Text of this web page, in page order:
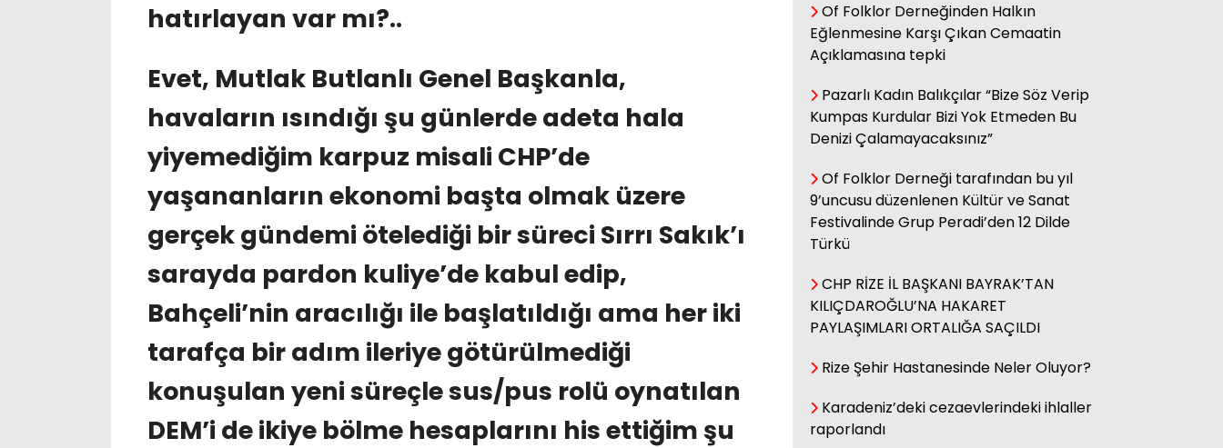
hatırlayan var mı?..
Evet, Mutlak Butlanlı Genel Başkanla,
havaların ısındığı şu günlerde adeta hala
yiyemediğim karpuz misali CHP’de
yaşananların ekonomi başta olmak üzere
gerçek gündemi ötelediği bir süreci Sırrı Sakık’ı
sarayda pardon kuliye’de kabul edip,
Bahçeli’nin aracılığı ile başlatıldığı ama her iki
tarafça bir adım ileriye götürülmediği
konuşulan yeni süreçle sus/pus rolü oynatılan
DEM’i de ikiye bölme hesaplarını his ettiğim şu
Adnan Onay
CHP RİZE MİTİNGİ: SAHİBİNİN
SESİ
Ali Kasap
.İllada Barış...
Kamil Kopuz
Din, Siyaset ve Toplum
Hasan Azakli
YENİ EĞİTİM ÖĞRETİM YILI
BAŞLARKEN.....
Elektrikte Taksite Bağlanmış
Of Folklor Derneğinden Halkın
Eğlenmesine Karşı Çıkan Cemaatin
Açıklamasına tepki
Pazarlı Kadın Balıkçılar “Bize Söz Verip
Kumpas Kurdular Bizi Yok Etmeden Bu
Denizi Çalamayacaksınız”
Of Folklor Derneği tarafından bu yıl
9’uncusu düzenlenen Kültür ve Sanat
Festivalinde Grup Peradi’den 12 Dilde
Türkü
CHP RİZE İL BAŞKANI BAYRAK’TAN
KILIÇDAROĞLU’NA HAKARET
PAYLAŞIMLARI ORTALIĞA SAÇILDI
Rize Şehir Hastanesinde Neler Oluyor?
Karadeniz’deki cezaevlerindeki ihlaller
raporlandı